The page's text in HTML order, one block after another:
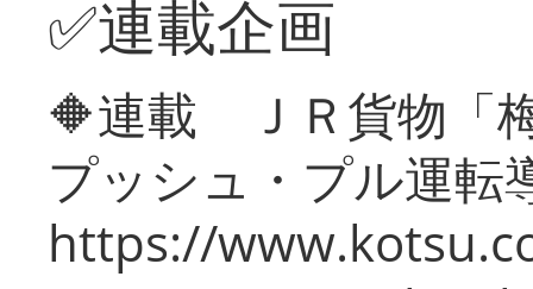
✅連載企画
🔶連載 ＪＲ貨物「
プッシュ・プル運転
https://